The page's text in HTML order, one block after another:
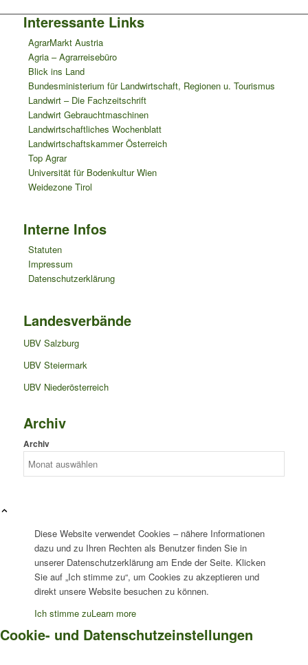
Interessante Links
AgrarMarkt Austria
Agria – Agrarreisebüro
Blick ins Land
Bundesministerium für Landwirtschaft, Regionen u. Tourismus
Landwirt – Die Fachzeitschrift
Landwirt Gebrauchtmaschinen
Landwirtschaftliches Wochenblatt
Landwirtschaftskammer Österreich
Top Agrar
Universität für Bodenkultur Wien
Weidezone Tirol
Interne Infos
Statuten
Impressum
Datenschutzerklärung
Landesverbände
UBV Salzburg
UBV Steiermark
UBV Niederösterreich
Archiv
Archiv
Diese Website verwendet Cookies – nähere Informationen
dazu und zu Ihren Rechten als Benutzer finden Sie in
unserer Datenschutzerklärung am Ende der Seite. Klicken
Sie auf „Ich stimme zu“, um Cookies zu akzeptieren und
direkt unsere Website besuchen zu können.
Ich stimme zuLearn more
Cookie- und Datenschutzeinstellungen